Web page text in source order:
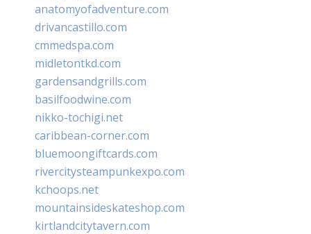
anatomyofadventure.com
drivancastillo.com
cmmedspa.com
midletontkd.com
gardensandgrills.com
basilfoodwine.com
nikko-tochigi.net
caribbean-corner.com
bluemoongiftcards.com
rivercitysteampunkexpo.com
kchoops.net
mountainsideskateshop.com
kirtlandcitytavern.com